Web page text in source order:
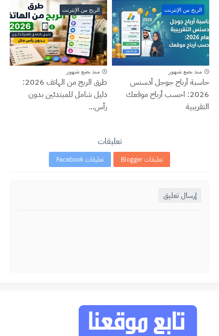
الربح من الإنترنت
منذ بضع شهور
حاسبة أرباح جوجل أدسنس
2026: احسب أرباح موقعك
التقريبية
الربح من الإنترنت
منذ بضع شهور
طرق الربح من الهاتف 2026:
دليل شامل للمبتدئين بدون
رأس...
تعليقات
تعليقات Blogger تعليقات Facebook
إرسال تعليق